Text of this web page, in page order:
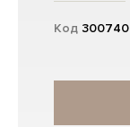
Код 300740